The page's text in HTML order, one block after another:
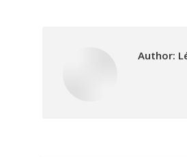
Author: